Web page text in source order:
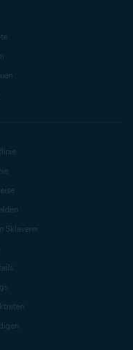
Sklaverei